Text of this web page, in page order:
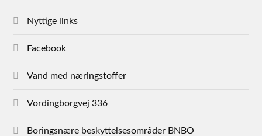
Nyttige links
Facebook
Vand med næringstoffer
Vordingborgvej 336
Boringsnære beskyttelsesområder BNBO